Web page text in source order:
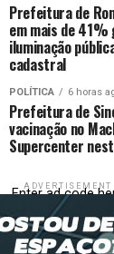
Prefeitura de
em mais de
iluminação
cadastral
POLÍTICA 6 horas
Prefeitura de
vacinação no
Supercenter
ADVERTISEMENT
Enter ad code